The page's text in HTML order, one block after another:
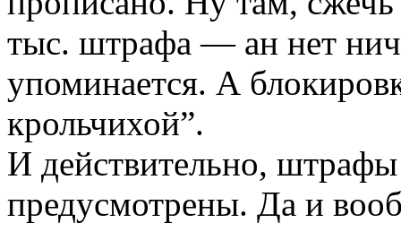
тыс. штрафа — ан нет
упоминается. А
крольчихой”.
И действительно, штрафы
предусмотрены. Да и